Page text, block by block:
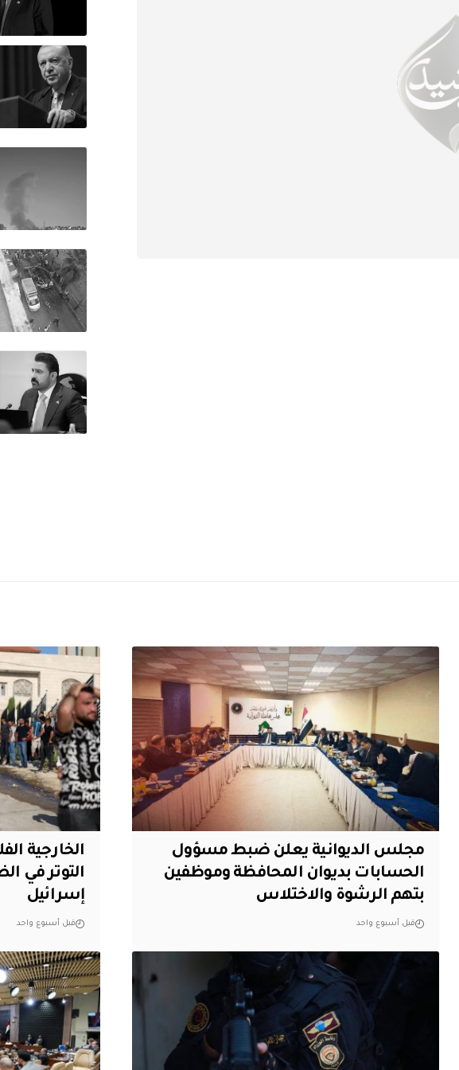
مجلس الديوانية يعلن ضبط مسؤول
الحسابات بديوان المحافظة وموظفين
بتهم الرشوة والاختلاس
قبل أسبوع واحد
الخارجية
التوتر في
إسرائيل
قبل أسبوع واحد